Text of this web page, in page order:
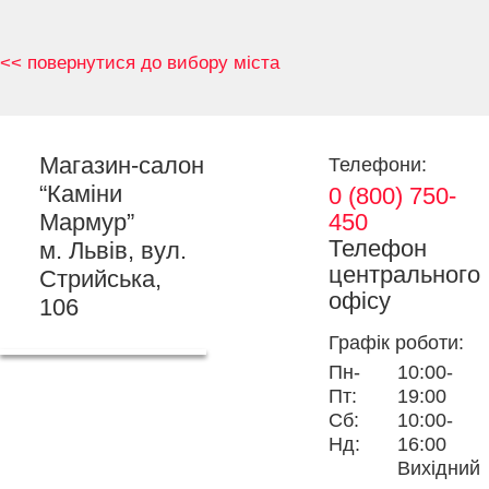
<< повернутися до вибору міста
Магазин-салон
“Каміни
Мармур”
м. Львів, вул.
Стрийська,
106
Телефони:
0 (800) 750-
450
Телефон
центрального
офісу
Графік роботи:
Пн-
Пт:
Сб:
Нд:
10:00-
19:00
10:00-
16:00
Вихідний